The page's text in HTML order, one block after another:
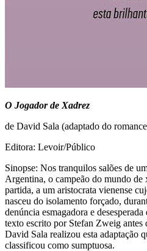
O Jogador de Xadrez
de David Sala (adaptado do
Editora: Levoir/Público
Sinopse: Nos tranquilos salões de
Argentina, o campeão do mundo de
partida, a um aristocrata vienense
nasceu do isolamento forçado,
denúncia esmagadora e
texto escrito por Stefan Zweig antes
David Sala realizou esta adaptação
classificou como sumptuosa.